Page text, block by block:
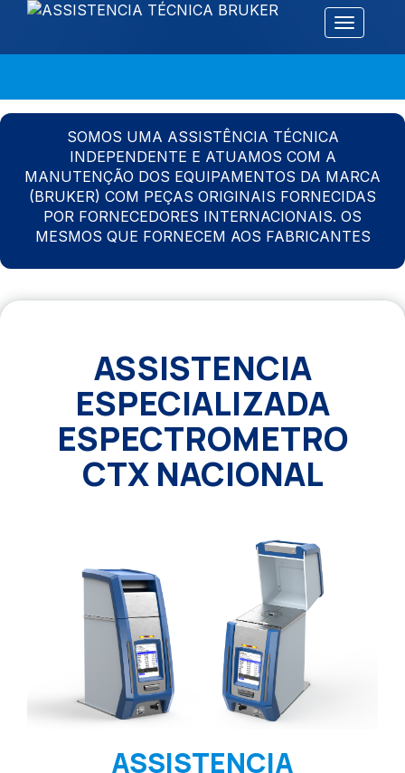
Alternar
SOMOS UMA ASSISTÊNCIA TÉCNICA
INDEPENDENTE E ATUAMOS COM A
MANUTENÇÃO DOS EQUIPAMENTOS DA MARCA
(BRUKER) COM PEÇAS ORIGINAIS FORNECIDAS
POR FORNECEDORES INTERNACIONAIS. OS
MESMOS QUE FORNECEM AOS FABRICANTES
ASSISTENCIA
ESPECIALIZADA
ESPECTROMETRO
CTX NACIONAL
ASSISTENCIA